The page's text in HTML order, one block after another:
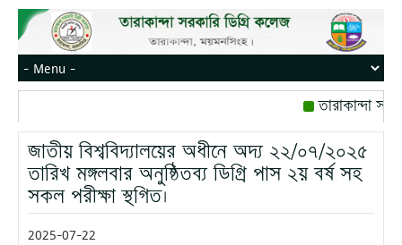
তারাকান্দা
রোজ বৃহস্পতিবার।
মোবাইল নম্বর:
জাতীয় বিশ্ববিদ্যালয়ের অধীনে অদ্য ২২/০৭/২০২৫
তারিখ মঙ্গলবার অনুষ্ঠিতব্য ডিগ্রি পাস ২য় বর্ষ সহ
সকল পরীক্ষা স্থগিত।
2025-07-22